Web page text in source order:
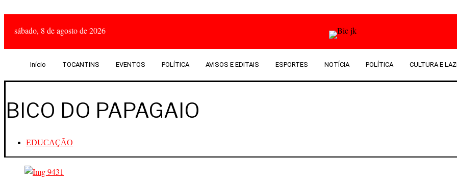
sábado, 8 de agosto de 2026
Início TOCANTINS EVENTOS POLÍTICA AVISOS E EDITAIS ESPORTES NOTÍCIA POLÍTICA CULTURA E
BICO DO PAPAGAIO
EDUCAÇÃO